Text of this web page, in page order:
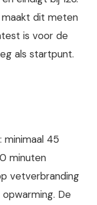
maakt dit meten
is voor de
als startpunt.
minimaal 45
minuten
vetverbranding
De